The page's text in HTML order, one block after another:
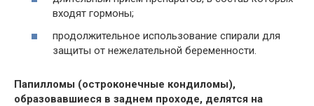
входят гормоны;
продолжительное использование спирали для
защиты от нежелательной беременности.
Папилломы (остроконечные кондиломы),
образовавшиеся в заднем проходе, делятся на